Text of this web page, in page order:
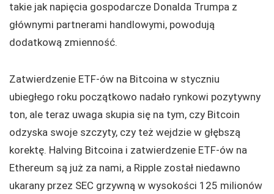
takie jak napięcia gospodarcze Donalda Trumpa z
głównymi partnerami handlowymi, powodują
dodatkową zmienność.
Zatwierdzenie ETF-ów na Bitcoina w styczniu
ubiegłego roku początkowo nadało rynkowi pozytywny
ton, ale teraz uwaga skupia się na tym, czy Bitcoin
odzyska swoje szczyty, czy też wejdzie w głębszą
korektę. Halving Bitcoina i zatwierdzenie ETF-ów na
Ethereum są już za nami, a Ripple został niedawno
ukarany przez SEC grzywną w wysokości 125 milionów